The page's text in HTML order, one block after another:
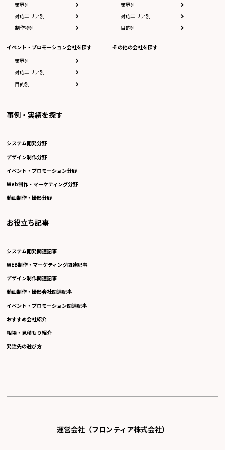
業界別
対応エリア別
制作物別
イベント・プロモーション会社を探す
業界別
対応エリア別
目的別
業界別
対応エリア別
目的別
その他の会社を探す
事例・実績を探す
システム開発分野
デザイン制作分野
イベント・プロモーション分野
Web制作・マーケティング分野
動画制作・撮影分野
お役立ち記事
システム開発関連記事
WEB制作・マーケティング関連記事
デザイン制作関連記事
動画制作・撮影会社関連記事
イベント・プロモーション関連記事
おすすめ会社紹介
相場・見積もり紹介
発注先の選び方
運営会社（フロンティア株式会社）